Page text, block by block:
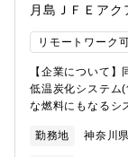
の強化を目的とし
は資本金2,005億
（2022年度）、
です。・2022年6
ェア開発の統合
を戦略の柱として
スを開始するデジ
ン（DX）、さら
月島ＪＦＥア
リモートワーク
【企業について
低温炭化システム
な燃料にもなるシ
飲み、便利で豊
勤務地 神奈川県